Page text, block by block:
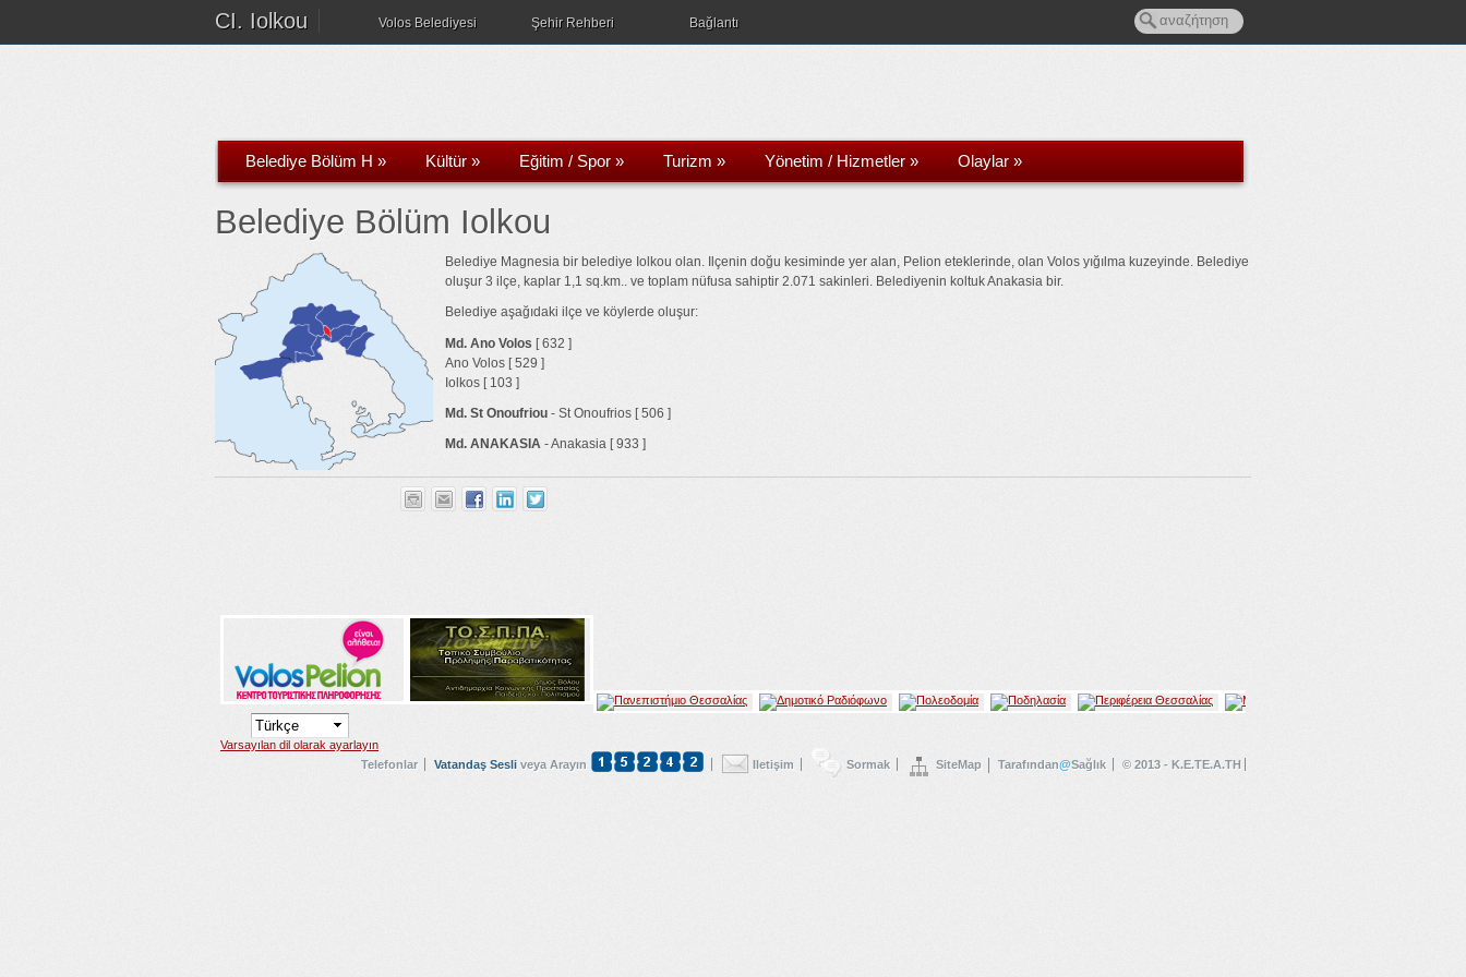
CI. Iolkou Volos Belediyesi Şehir Rehberi Bağlantı
Belediye Bölüm H » Kültür » Eğitim / Spor » Turizm » Yönetim / Hizmetler » Olaylar »
Belediye Bölüm Iolkou
Belediye Magnesia bir belediye Iolkou olan. Ilçenin doğu kesiminde yer alan, Pelion eteklerinde, olan Volos yığılma kuzeyinde. Belediye
oluşur 3 ilçe, kaplar 1,1 sq.km.. ve toplam nüfusa sahiptir 2.071 sakinleri. Belediyenin koltuk Anakasia bir.
Belediye aşağıdaki ilçe ve köylerde oluşur:
Md. Ano Volos [ 632 ]
Ano Volos [ 529 ]
Iolkos [ 103 ]
Md. St Onoufriou - St Onoufrios [ 506 ]
Md. ANAKASIA - Anakasia [ 933 ]
Varsayılan dil olarak ayarlayın
Telefonlar
Vatandaş Sesli veya Arayın Iletişim Sormak SiteMap Tarafından@Sağlık © 2013 - K.E.TE.A.TH